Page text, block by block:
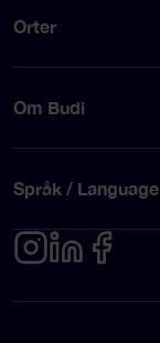
Orter
Om Budi
Språk / Language